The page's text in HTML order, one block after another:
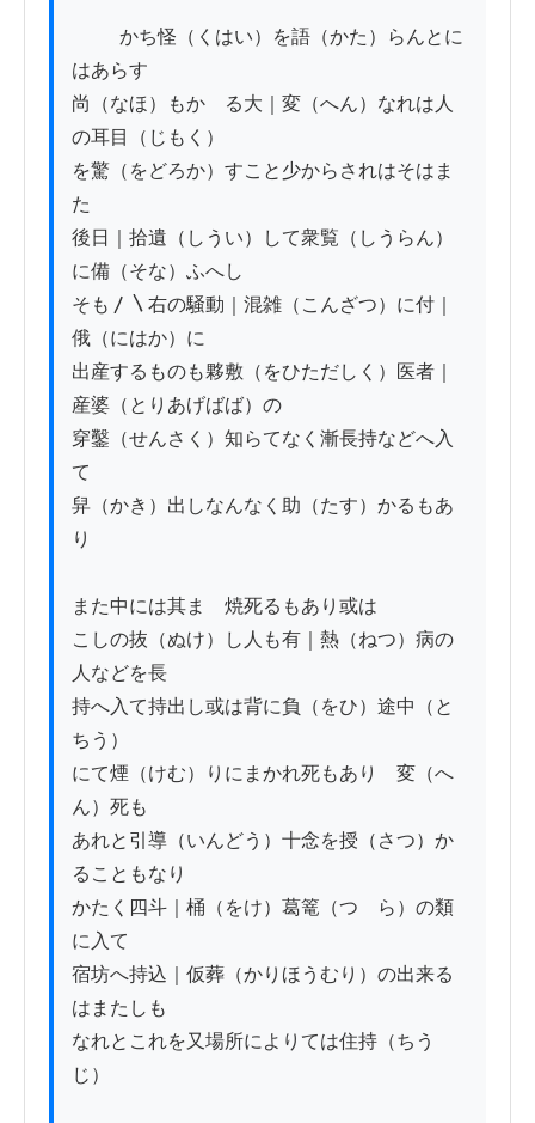
はあらす
尚（なほ）もかゝる大｜変（へん）なれは人
の耳目（じもく）
を驚（をどろか）すこと少からされはそはま
た
後日｜拾遺（しうい）して衆覧（しうらん）
に備（そな）ふへし
そも〳〵右の騒動｜混雑（こんざつ）に付｜
俄（にはか）に
出産するものも夥敷（をひただしく）医者｜
産婆（とりあげばば）の
穿鑿（せんさく）知らてなく漸長持などへ入
て
舁（かき）出しなんなく助（たす）かるもあ
り
また中には其まゝ焼死るもあり或は
こしの抜（ぬけ）し人も有｜熱（ねつ）病の
人などを長
持へ入て持出し或は背に負（をひ）途中（と
ちう）
にて煙（けむ）りにまかれ死もあり　変（へ
ん）死も
あれと引導（いんどう）十念を授（さつ）か
ることもなり
かたく四斗｜桶（をけ）葛篭（つゝら）の類
に入て
宿坊へ持込｜仮葬（かりほうむり）の出来る
はまたしも
なれとこれを又場所によりては住持（ちう
じ）